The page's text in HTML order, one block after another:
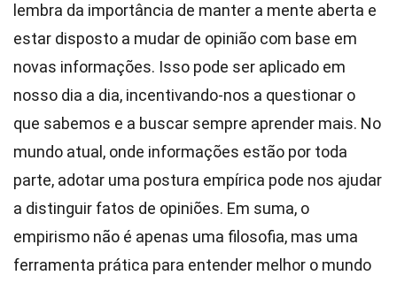
lembra da importância de manter a mente aberta e
estar disposto a mudar de opinião com base em
novas informações. Isso pode ser aplicado em
nosso dia a dia, incentivando-nos a questionar o
que sabemos e a buscar sempre aprender mais. No
mundo atual, onde informações estão por toda
parte, adotar uma postura empírica pode nos ajudar
a distinguir fatos de opiniões. Em suma, o
empirismo não é apenas uma filosofia, mas uma
ferramenta prática para entender melhor o mundo